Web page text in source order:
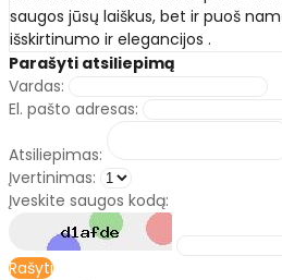
saugos jūsų laiškus, bet ir puoš
išskirtinumo ir elegancijos .
Parašyti atsiliepimą
Vardas:
El. pašto adresas:
Atsiliepimas:
Įvertinimas:
Įveskite saugos kodą:
Rašyti